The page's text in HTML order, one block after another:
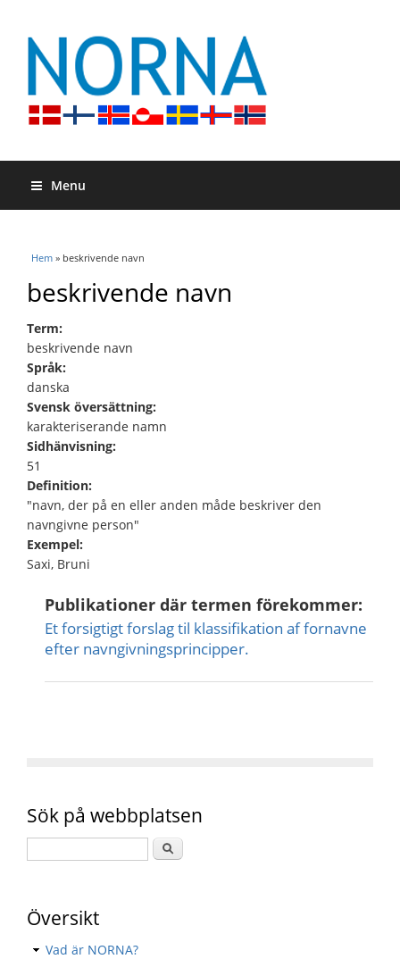
Menu
Du är här
Hem » beskrivende navn
beskrivende navn
Term:
beskrivende navn
Språk:
danska
Svensk översättning:
karakteriserande namn
Sidhänvisning:
51
Definition:
"navn, der på en eller anden måde beskriver den
navngivne person"
Exempel:
Saxi, Bruni
Publikationer där termen förekommer:
Et forsigtigt forslag til klassifikation af fornavne
efter navn­givningsprincipper.
Sök på webbplatsen
Översikt
Vad är NORNA?